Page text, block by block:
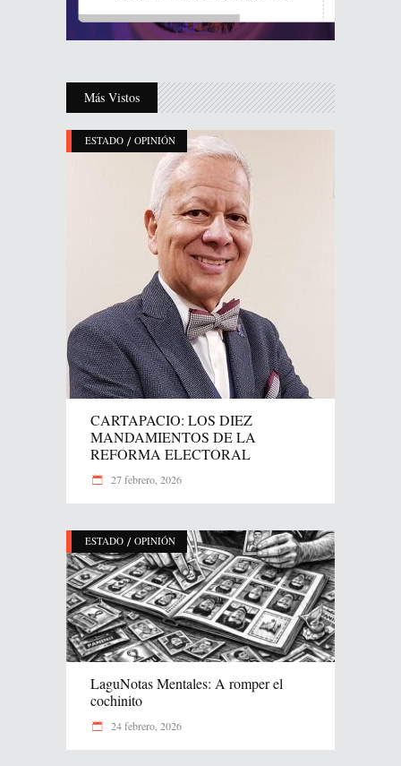
Más Vistos
ESTADO / OPINIÓN
CARTAPACIO: LOS DIEZ
MANDAMIENTOS DE LA
REFORMA ELECTORAL
27 febrero, 2026
ESTADO / OPINIÓN
LaguNotas Mentales: A romper el
cochinito
24 febrero, 2026